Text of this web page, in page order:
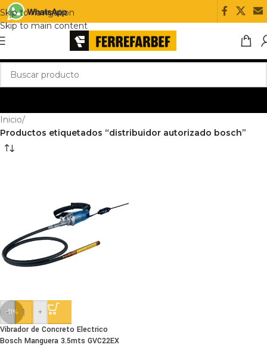
Skip to navigation
Skip to main content
Inicio/
Productos etiquetados “distribuidor autorizado bosch”
-11%
-
+
Vibrador de Concreto Electrico
Bosch Manguera 3.5mts GVC22EX